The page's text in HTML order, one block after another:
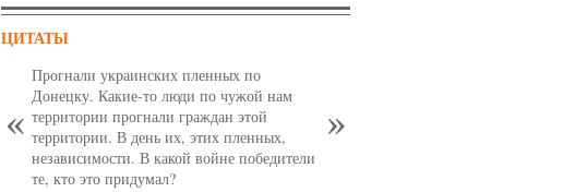
ЦИТАТЫ
Прогнали украинских пленных по
Донецку. Какие-то люди по чужой нам
территории прогнали граждан этой
территории. В день их, этих пленных,
независимости. В какой войне победители
те, кто это придумал?